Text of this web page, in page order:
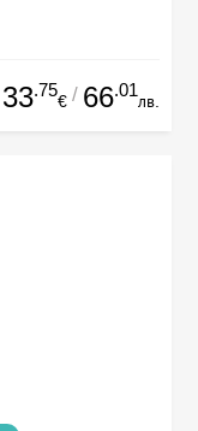
33.75
€ / 66.01
лв.